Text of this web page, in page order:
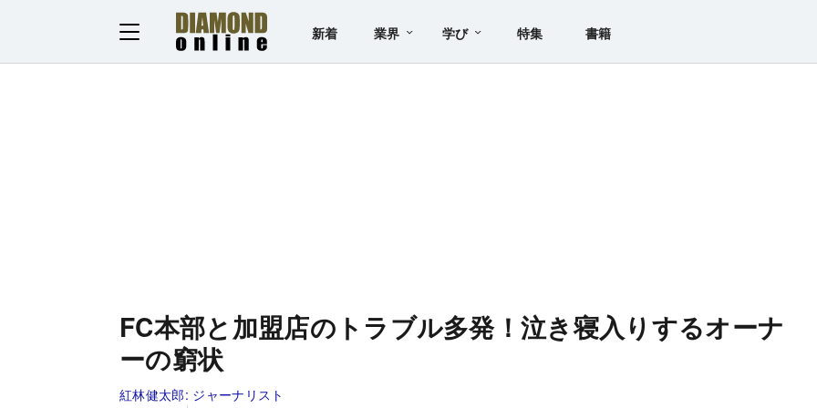
新着 業界 学び 特集 書籍
FC本部と加盟店のトラブル多発！泣き寝入りするオーナ
ーの窮状
紅林健太郎: ジャーナリスト